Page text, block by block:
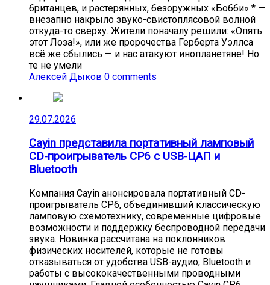
британцев, и растерянных, безоружных «Бобби» * —
внезапно накрыло звуко-свистоплясовой волной
откуда-то сверху. Жители поначалу решили: «Опять
этот Лоза!», или же пророчества Герберта Уэллса
всё же сбылись — и нас атакуют инопланетяне! Но
те не умели
Алексей Дыков 0 comments
29.07.2026
Cayin представила портативный ламповый
CD-проигрыватель CP6 с USB-ЦАП и
Bluetooth
Компания Cayin анонсировала портативный CD-
проигрыватель CP6, объединивший классическую
ламповую схемотехнику, современные цифровые
возможности и поддержку беспроводной передачи
звука. Новинка рассчитана на поклонников
физических носителей, которые не готовы
отказываться от удобства USB-аудио, Bluetooth и
работы с высококачественными проводными